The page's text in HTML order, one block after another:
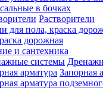
в бочках
Растворители
дорожная
и сантехника
Запорная